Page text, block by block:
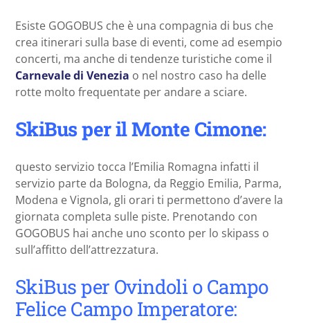
Esiste GOGOBUS che è una compagnia di bus che
crea itinerari sulla base di eventi, come ad esempio
concerti, ma anche di tendenze turistiche come il
Carnevale di Venezia o nel nostro caso ha delle
rotte molto frequentate per andare a sciare.
SkiBus per il Monte Cimone:
questo servizio tocca l’Emilia Romagna infatti il
servizio parte da Bologna, da Reggio Emilia, Parma,
Modena e Vignola, gli orari ti permettono d’avere la
giornata completa sulle piste. Prenotando con
GOGOBUS hai anche uno sconto per lo skipass o
sull’affitto dell’attrezzatura.
SkiBus per Ovindoli o Campo
Felice Campo Imperatore: